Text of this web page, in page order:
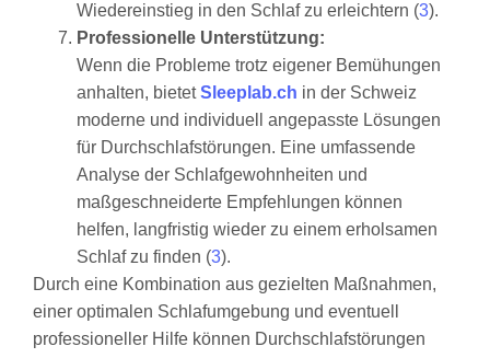
Wiedereinstieg in den Schlaf zu erleichtern (3).
Professionelle Unterstützung:
Wenn die Probleme trotz eigener Bemühungen
anhalten, bietetSleeplab.ch in der Schweiz
moderne und individuell angepasste Lösungen
für Durchschlafstörungen. Eine umfassende
Analyse der Schlafgewohnheiten und
maßgeschneiderte Empfehlungen können
helfen, langfristig wieder zu einem erholsamen
Schlaf zu finden (3).
Durch eine Kombination aus gezielten Maßnahmen,
einer optimalen Schlafumgebung und eventuell
professioneller Hilfe können Durchschlafstörungen